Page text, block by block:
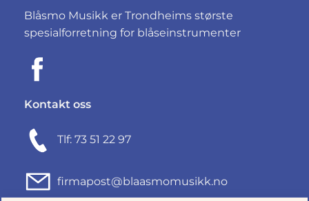
Blåsmo Musikk er Trondheims største
spesialforretning for blåseinstrumenter
Kontakt oss
Tlf: 73 51 22 97
firmapost@blaasmomusikk.no